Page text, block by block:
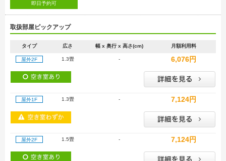
即日予約可
取扱部屋ピックアップ
タイプ 広さ 幅 x 奥行 x 高さ(cm) 月額利用料
屋外2F 1.3畳 - 6,076円
屋外1F 1.3畳 - 7,124円
屋外2F 1.5畳 - 7,124円